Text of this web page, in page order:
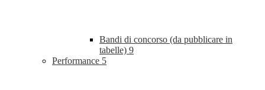
Bandi di concorso (da pubblicare in
tabelle) 9
Performance 5